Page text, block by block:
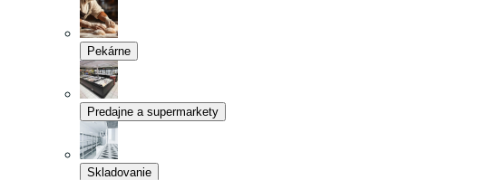
Pekárne
Predajne a supermarkety
Skladovanie